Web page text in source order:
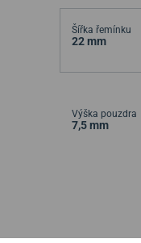
Šířka řemínku
22 mm
Výška pouzdra
7,5 mm